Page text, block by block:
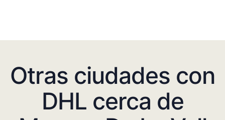
Otras ciudades con
DHL cerca de